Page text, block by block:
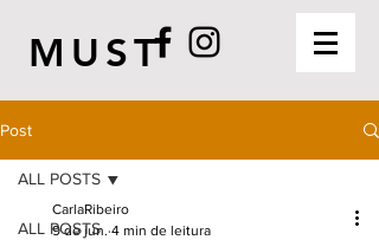
MUST
Post
ALL POSTS
ALL POSTS
CarlaRibeiro
9 de jun. 4 min de leitura